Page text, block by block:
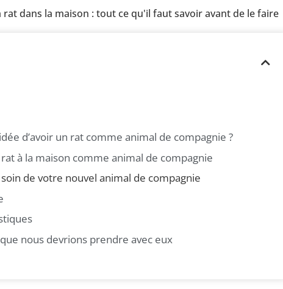
rat dans la maison : tout ce qu'il faut savoir avant de le faire
d’avoir un rat comme animal de compagnie ?
à la maison comme animal de compagnie
de votre nouvel animal de compagnie
nous devrions prendre avec eux